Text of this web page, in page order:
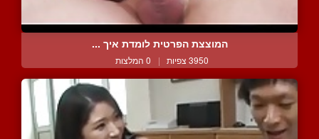
המוצצת הפרטית לומדת איך ...
3950 צפיות | 0 המלצות